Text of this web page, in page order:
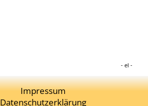
el
Impressum
Datenschutzerklärung